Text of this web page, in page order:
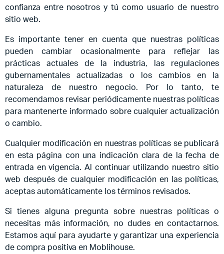
confianza entre nosotros y tú como usuario de nuestro
sitio web.
Es importante tener en cuenta que nuestras políticas
pueden cambiar ocasionalmente para reflejar las
prácticas actuales de la industria, las regulaciones
gubernamentales actualizadas o los cambios en la
naturaleza de nuestro negocio. Por lo tanto, te
recomendamos revisar periódicamente nuestras políticas
para mantenerte informado sobre cualquier actualización
o cambio.
Cualquier modificación en nuestras políticas se publicará
en esta página con una indicación clara de la fecha de
entrada en vigencia. Al continuar utilizando nuestro sitio
web después de cualquier modificación en las políticas,
aceptas automáticamente los términos revisados.
Si tienes alguna pregunta sobre nuestras políticas o
necesitas más información, no dudes en contactarnos.
Estamos aquí para ayudarte y garantizar una experiencia
de compra positiva en Moblihouse.